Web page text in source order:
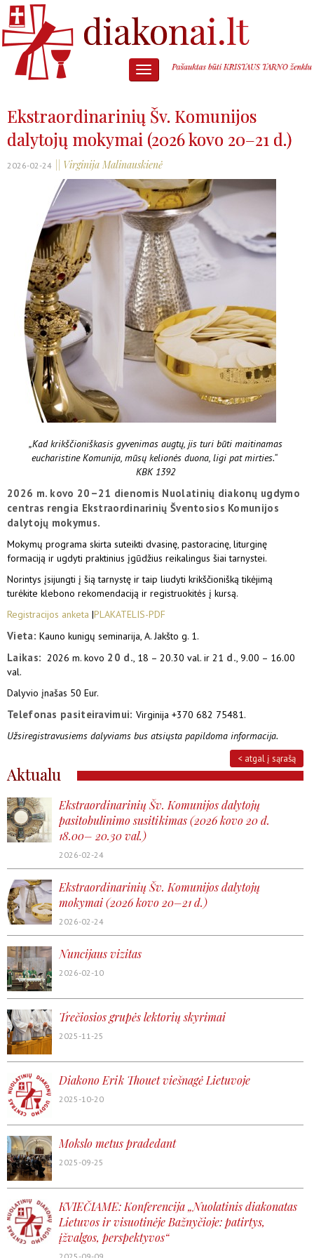
Ekstraordinarinių Šv. Komunijos
dalytojų mokymai (2026 kovo 20–21 d.)
2026-02-24 || Virginija Malinauskienė
„Kad krikščioniškasis gyvenimas augtų, jis turi būti maitinamas
eucharistine Komunija, mūsų kelionės duona, ligi pat mirties.“
KBK 1392
2026 m. kovo 20–21 dienomis Nuolatinių diakonų ugdymo
centras rengia Ekstraordinarinių Šventosios Komunijos
dalytojų mokymus.
Mokymų programa skirta suteikti dvasinę, pastoracinę, liturginę
formaciją ir ugdyti praktinius įgūdžius reikalingus šiai tarnystei.
Norintys įsijungti į šią tarnystę ir taip liudyti krikščionišką tikėjimą
turėkite klebono rekomendaciją ir registruokitės į kursą.
Registracijos anketa |PLAKATELIS-PDF
Vieta: Kauno kunigų seminarija, A. Jakšto g. 1.
Laikas: 2026 m. kovo 20 d., 18 – 20.30 val. ir 21 d., 9.00 – 16.00
val.
Dalyvio įnašas 50 Eur.
Telefonas pasiteiravimui: Virginija +370 682 75481.
Užsiregistravusiems dalyviams bus atsiųsta papildoma informacija.
< atgal į sąrašą
Aktualu
Ekstraordinarinių Šv. Komunijos dalytojų
pasitobulinimo susitikimas (2026 kovo 20 d.
18.00– 20.30 val.)
2026-02-24
Ekstraordinarinių Šv. Komunijos dalytojų
mokymai (2026 kovo 20–21 d.)
2026-02-24
Nuncijaus vizitas
2026-02-10
Trečiosios grupės lektorių skyrimai
2025-11-25
Diakono Erik Thouet viešnagė Lietuvoje
2025-10-20
Mokslo metus pradedant
2025-09-25
KVIEČIAME: Konferencija „Nuolatinis diakonatas
Lietuvos ir visuotinėje Bažnyčioje: patirtys,
įžvalgos, perspektyvos“